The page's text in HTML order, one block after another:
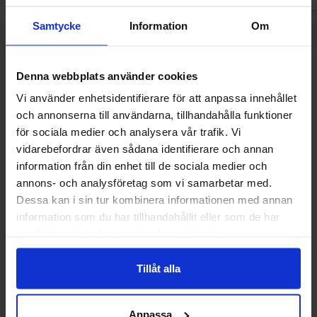
Samtycke Information Om
Denna webbplats använder cookies
Vi använder enhetsidentifierare för att anpassa innehållet
och annonserna till användarna, tillhandahålla funktioner
för sociala medier och analysera vår trafik. Vi
vidarebefordrar även sådana identifierare och annan
information från din enhet till de sociala medier och
annons- och analysföretag som vi samarbetar med.
Dessa kan i sin tur kombinera informationen med annan
information som du har tillhandahållit eller som de har
Tillåt alla
Anpassa
Andre kunne lide
Zed Mammouth Jawbreakers 82g